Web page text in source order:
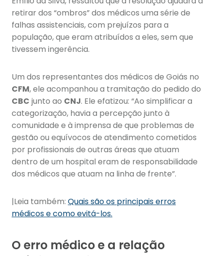
retirar dos “ombros” dos médicos uma série de
falhas assistenciais, com prejuízos para a
população, que eram atribuídos a eles, sem que
tivessem ingerência.
Um dos representantes dos médicos de Goiás no
CFM, ele acompanhou a tramitação do pedido do
CBC junto ao CNJ. Ele efatizou: “Ao simplificar a
categorização, havia a percepção junto à
comunidade e à imprensa de que problemas de
gestão ou equívocos de atendimento cometidos
por profissionais de outras áreas que atuam
dentro de um hospital eram de responsabilidade
dos médicos que atuam na linha de frente”.
|Leia também: Quais são os principais erros
médicos e como evitá-los.
O erro médico e a relação